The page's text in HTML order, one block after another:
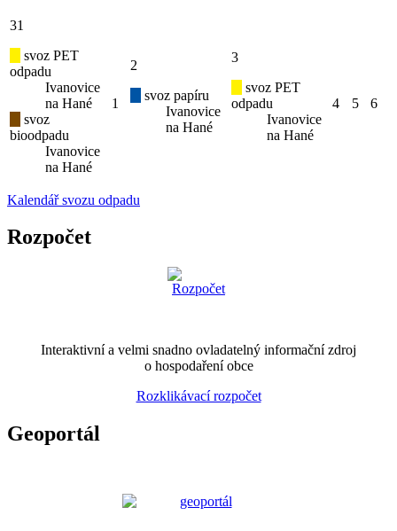
31
svoz PET
odpadu
Ivanovice
na Hané
svoz
bioodpadu
Ivanovice
na Hané
1
2
svoz papíru
Ivanovice
na Hané
3
svoz PET
odpadu
Ivanovice
na Hané
4 5 6
Kalendář svozu odpadu
Rozpočet
Interaktivní a velmi snadno ovladatelný informační zdroj
o hospodaření obce
Rozklikávací rozpočet
Geoportál